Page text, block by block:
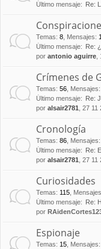
Último mensaje:
Re:
Temas: 8 Mensajes:
Último mensaje:
Re:
por antonio aguirre
Crímenes de
Temas: 56 Mensajes:
Último mensaje:
Re:
por alsair2781 , 27
Cronología
Temas: 86 Mensajes:
Último mensaje:
Re:
por alsair2781 , 27
Curiosidades
Temas: 115 Mensajes
Último mensaje:
Re:
por
Espionaje
Temas: 15 Mensajes: